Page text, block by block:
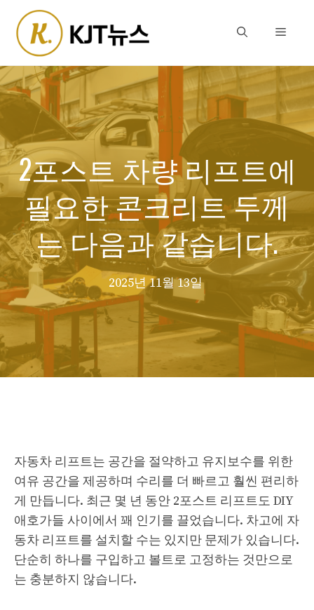
content
Menu
2포스트 차량 리프트에
필요한 콘크리트 두께
는 다음과 같습니다.
2025년 11월 13일
자동차 리프트는 공간을 절약하고 유지보수를 위한
여유 공간을 제공하며 수리를 더 빠르고 훨씬 편리하
게 만듭니다. 최근 몇 년 동안 2포스트 리프트도 DIY
애호가들 사이에서 꽤 인기를 끌었습니다. 차고에 자
동차 리프트를 설치할 수는 있지만 문제가 있습니다.
단순히 하나를 구입하고 볼트로 고정하는 것만으로
는 충분하지 않습니다.